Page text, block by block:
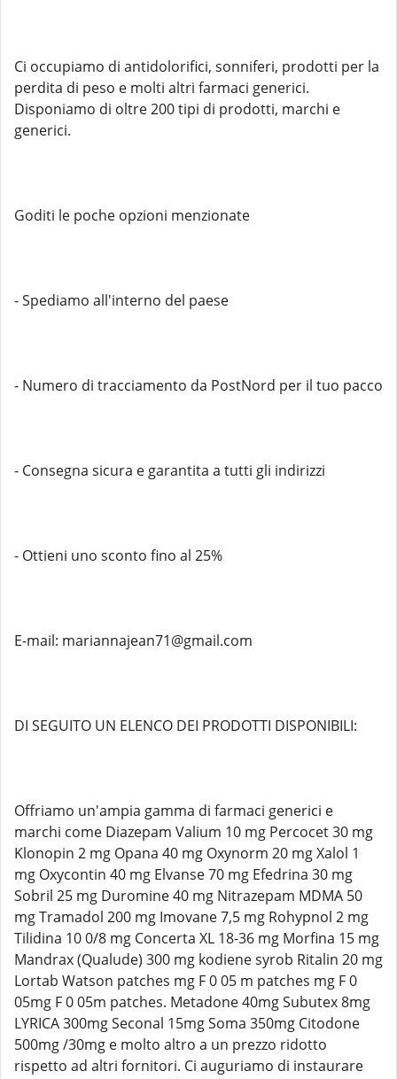
Ci occupiamo di antidolorifici, sonniferi, prodotti per la
perdita di peso e molti altri farmaci generici.
Disponiamo di oltre 200 tipi di prodotti, marchi e
generici.
Goditi le poche opzioni menzionate
- Spediamo all'interno del paese
- Numero di tracciamento da PostNord per il tuo pacco
- Consegna sicura e garantita a tutti gli indirizzi
- Ottieni uno sconto fino al 25%
E-mail: mariannajean71@gmail.com
DI SEGUITO UN ELENCO DEI PRODOTTI DISPONIBILI:
Offriamo un'ampia gamma di farmaci generici e
marchi come Diazepam Valium 10 mg Percocet 30 mg
Klonopin 2 mg Opana 40 mg Oxynorm 20 mg Xalol 1
mg Oxycontin 40 mg Elvanse 70 mg Efedrina 30 mg
Sobril 25 mg Duromine 40 mg Nitrazepam MDMA 50
mg Tramadol 200 mg Imovane 7,5 mg Rohypnol 2 mg
Tilidina 10 0/8 mg Concerta XL 18-36 mg Morfina 15 mg
Mandrax (Qualude) 300 mg kodiene syrob Ritalin 20 mg
Lortab Watson patches mg F 0 05 m patches mg F 0
05mg F 0 05m patches. Metadone 40mg Subutex 8mg
LYRICA 300mg Seconal 15mg Soma 350mg Citodone
500mg /30mg e molto altro a un prezzo ridotto
rispetto ad altri fornitori. Ci auguriamo di instaurare